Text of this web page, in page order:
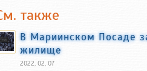
также
В Мариинском Посаде
жилище
2022, 02, 07